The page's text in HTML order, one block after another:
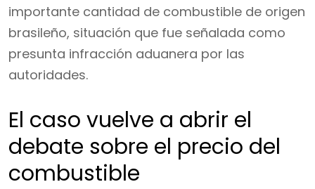
importante cantidad de combustible de origen
brasileño, situación que fue señalada como
presunta infracción aduanera por las
autoridades.
El caso vuelve a abrir el
debate sobre el precio del
combustible